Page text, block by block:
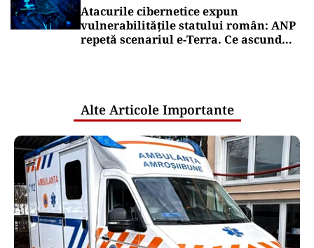
Atacurile cibernetice expun
vulnerabilitățile statului român: ANP
repetă scenariul e‑Terra. Ce ascund
Alte Articole Importante